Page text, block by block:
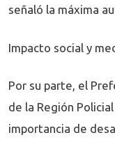
señaló la máxima
Impacto social y
Por su parte, el
de la Región
importancia de